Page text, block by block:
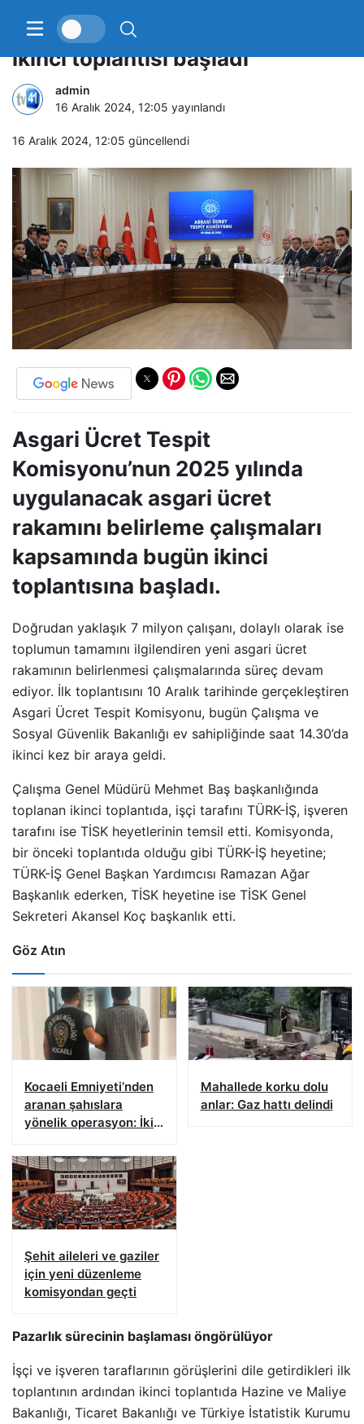
Asgari Ücret Tespit Komisyonu
ikinci toplantısı başladı
admin
16 Aralık 2024, 12:05 yayınlandı
16 Aralık 2024, 12:05 güncellendi
Asgari Ücret Tespit
Komisyonu’nun 2025 yılında
uygulanacak asgari ücret
rakamını belirleme çalışmaları
kapsamında bugün ikinci
toplantısına başladı.
Doğrudan yaklaşık 7 milyon çalışanı, dolaylı olarak ise
toplumun tamamını ilgilendiren yeni asgari ücret
rakamının belirlenmesi çalışmalarında süreç devam
ediyor. İlk toplantısını 10 Aralık tarihinde gerçekleştiren
Asgari Ücret Tespit Komisyonu, bugün Çalışma ve
Sosyal Güvenlik Bakanlığı ev sahipliğinde saat 14.30’da
ikinci kez bir araya geldi.
Çalışma Genel Müdürü Mehmet Baş başkanlığında
toplanan ikinci toplantıda, işçi tarafını TÜRK-İŞ, işveren
tarafını ise TİSK heyetlerinin temsil etti. Komisyonda,
bir önceki toplantıda olduğu gibi TÜRK-İŞ heyetine;
TÜRK-İŞ Genel Başkan Yardımcısı Ramazan Ağar
Başkanlık ederken, TİSK heyetine ise TİSK Genel
Sekreteri Akansel Koç başkanlık etti.
Göz Atın
Kocaeli Emniyeti’nden
aranan şahıslara
yönelik operasyon: İki
Mahallede korku dolu
anlar: Gaz hattı delindi
Şehit aileleri ve gaziler
için yeni düzenleme
komisyondan geçti
Pazarlık sürecinin başlaması öngörülüyor
İşçi ve işveren taraflarının görüşlerini dile getirdikleri ilk
toplantının ardından ikinci toplantıda Hazine ve Maliye
Bakanlığı, Ticaret Bakanlığı ve Türkiye İstatistik Kurumu